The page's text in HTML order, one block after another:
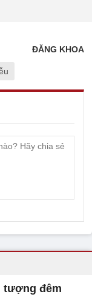
ĐĂNG KHOA
tượng đêm